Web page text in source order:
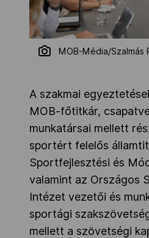
MOB-Média/Szalmás
A szakmai
MOB-főtitkár,
munkatársai mellett
sportért felelős
Sportfejlesztési és
valamint az Országos
Intézet vezetői és
sportági
mellett a szövetségi